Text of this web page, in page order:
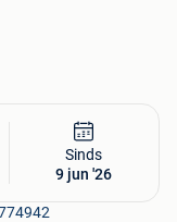
Sinds
9 jun '26